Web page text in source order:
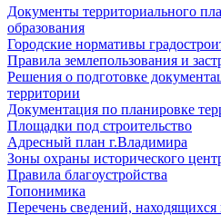
Документы территориального
образования
Городские нормативы
Правила землепользования и
Решения о подготовке
территории
Документация по планировке
Площадки под строительство
Адресный план г.Владимира
Зоны охраны исторического
Правила благоустройства
Топонимика
Перечень сведений,